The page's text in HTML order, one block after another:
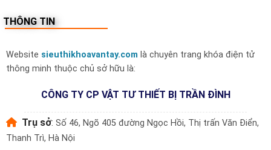
THÔNG TIN
Website sieuthikhoavantay.com là chuyên trang khóa điện tử
thông minh thuộc chủ sở hữu là:
CÔNG TY CP VẬT TƯ THIẾT BỊ TRẦN ĐÌNH
Trụ sở: Số 46, Ngõ 405 đường Ngọc Hồi, Thị trấn Văn Điển,
Thanh Trì, Hà Nội